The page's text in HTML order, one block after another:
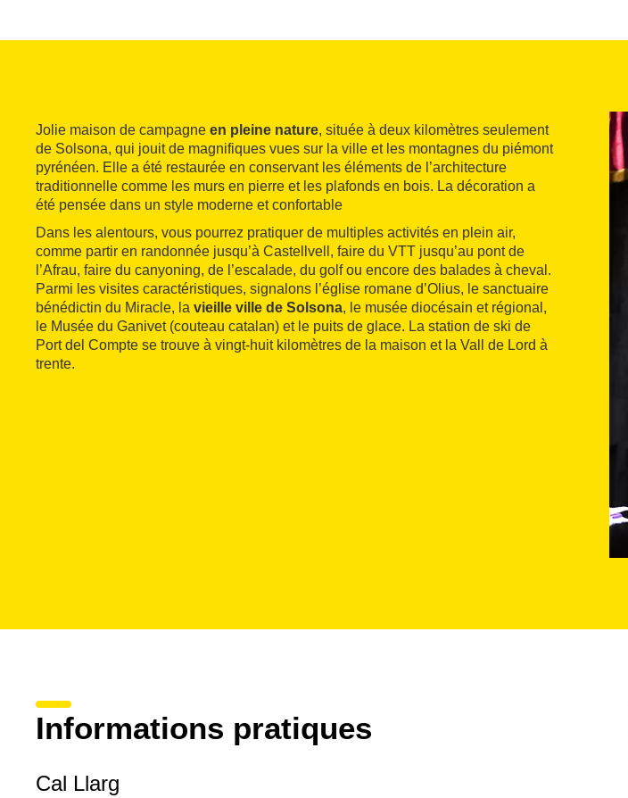
Jolie maison de campagne en pleine nature, située à deux kilomètres seulement
de Solsona, qui jouit de magnifiques vues sur la ville et les montagnes du piémont
pyrénéen. Elle a été restaurée en conservant les éléments de l’architecture
traditionnelle comme les murs en pierre et les plafonds en bois. La décoration a
été pensée dans un style moderne et confortable
Dans les alentours, vous pourrez pratiquer de multiples activités en plein air,
comme partir en randonnée jusqu’à Castellvell, faire du VTT jusqu’au pont de
l’Afrau, faire du canyoning, de l’escalade, du golf ou encore des balades à cheval.
Parmi les visites caractéristiques, signalons l’église romane d’Olius, le sanctuaire
bénédictin du Miracle, la vieille ville de Solsona, le musée diocésain et régional,
le Musée du Ganivet (couteau catalan) et le puits de glace. La station de ski de
Port del Compte se trouve à vingt-huit kilomètres de la maison et la Vall de Lord à
trente.
Informations pratiques
Cal Llarg